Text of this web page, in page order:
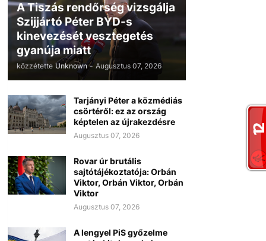
A Tiszás rendőrség vizsgálja
Szijjártó Péter BYD-s
kinevezését vesztegetés
gyanúja miatt
közzétette Unknown - Augusztus 07, 2026
Tarjányi Péter a közmédiás
csörtéről: ez az ország
képtelen az újrakezdésre
Augusztus 07, 2026
Rovar úr brutális
sajtótájékoztatója: Orbán
Viktor, Orbán Viktor, Orbán
Viktor
Augusztus 07, 2026
A lengyel PiS győzelme